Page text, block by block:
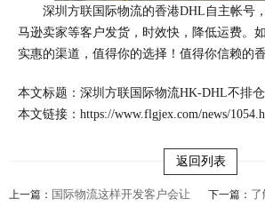
深圳方联国际物流的香港DHL自主帐号
马逊卖家等客户发货，时效快，降低运费。
实惠的渠道，值得你的选择！值得你信赖的
本文标题：深圳方联国际物流HK-DHL不排
本文链接： https://www.flgjex.com/news/
返回列表
上一篇： 国际物流这样开发客户会让 下一篇：